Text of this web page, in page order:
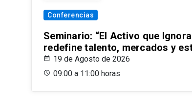
Conferencias
Seminario: “El Activo que
redefine talento, mercados y
19 de Agosto de 2026
09:00 a 11:00 horas